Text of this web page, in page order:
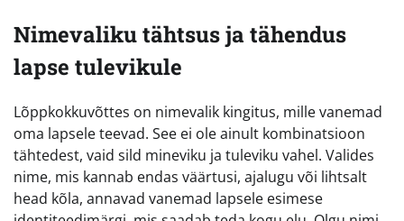
Nimevaliku tähtsus ja tähendus
lapse tulevikule
Lõppkokkuvõttes on nimevalik kingitus, mille vanemad
oma lapsele teevad. See ei ole ainult kombinatsioon
tähtedest, vaid sild mineviku ja tuleviku vahel. Valides
nime, mis kannab endas väärtusi, ajalugu või lihtsalt
head kõla, annavad vanemad lapsele esimese